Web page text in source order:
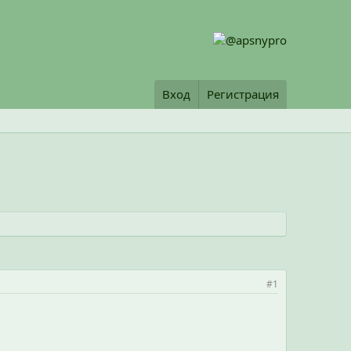
Вход Регистрация
#1